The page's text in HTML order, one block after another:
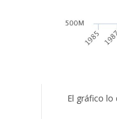
El gráfico lo